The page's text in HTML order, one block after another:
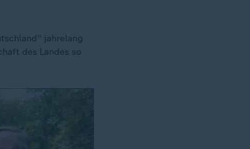
jahrelang
des Landes so